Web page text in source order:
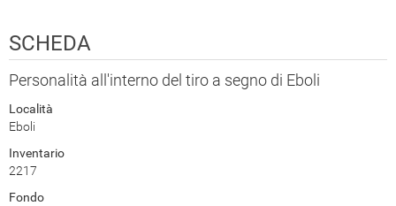
SCHEDA
Personalità all'interno del tiro a segno di Eboli
Località
Eboli
Inventario
2217
Fondo